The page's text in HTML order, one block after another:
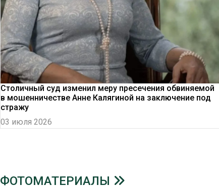
Столичный суд изменил меру пресечения обвиняемой
в мошенничестве Анне Калягиной на заключение под
стражу
03 июля 2026
ФОТОМАТЕРИАЛЫ